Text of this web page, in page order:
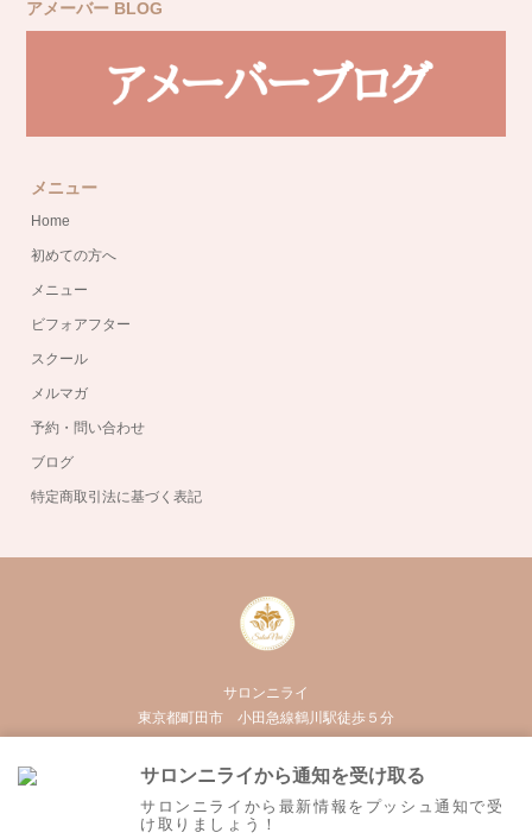
アメーバー BLOG
メニュー
Home
初めての方へ
メニュー
ビフォアフター
スクール
メルマガ
予約・問い合わせ
ブログ
特定商取引法に基づく表記
サロンニライ
東京都町田市 小田急線鶴川駅徒歩５分
FacebookInstagram
RSS
サロンニライから通知を受け取る
サロンニライから最新情報をプッシュ通知で受
け取りましょう！